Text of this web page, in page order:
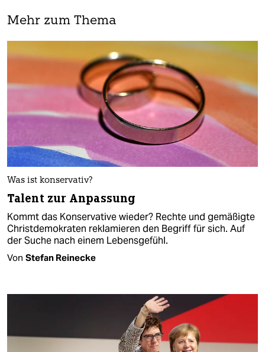
Mehr zum Thema
Was ist konservativ?
Talent zur Anpassung
Kommt das Konservative wieder? Rechte und gemäßigte
Christdemokraten reklamieren den Begriff für sich. Auf
der Suche nach einem Lebensgefühl.
Von Stefan Reinecke